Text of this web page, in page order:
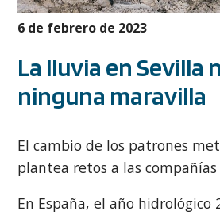
6 de febrero de 2023
La lluvia en Sevilla
ninguna maravilla
El cambio de los patrones
plantea retos a las compañías
En España, el año hidrológico